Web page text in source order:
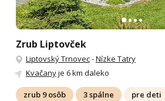
Zrub Liptovček
Liptovský Trnovec-Nízke Tatry
Kvačanyje 6 km daleko
zrub 9 osôb 3 spálne pre deti